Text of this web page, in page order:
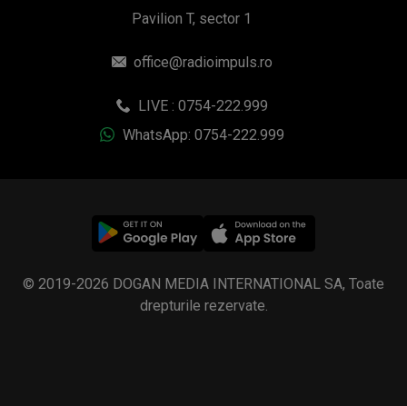
Pavilion T, sector 1
office@radioimpuls.ro
LIVE : 0754-222.999
WhatsApp: 0754-222.999
© 2019-2026 DOGAN MEDIA INTERNATIONAL SA, Toate
drepturile rezervate.